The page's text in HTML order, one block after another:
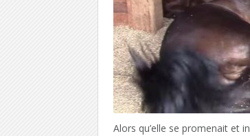
Alors qu’elle se promenait et